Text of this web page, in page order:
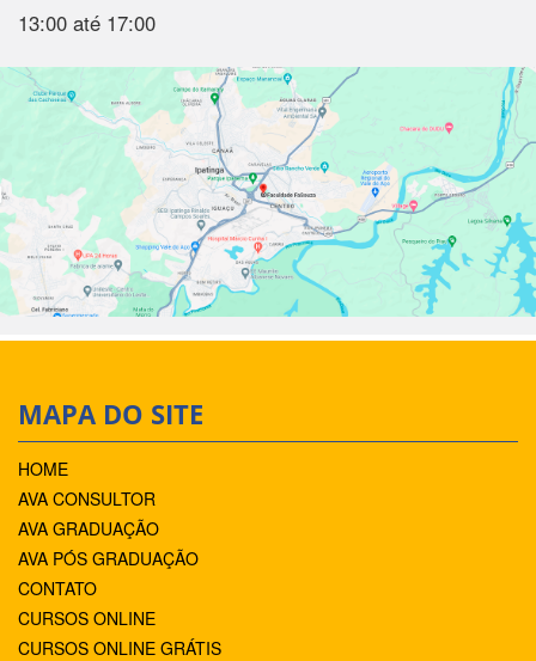
13:00 até 17:00
MAPA DO SITE
HOME
AVA CONSULTOR
AVA GRADUAÇÃO
AVA PÓS GRADUAÇÃO
CONTATO
CURSOS ONLINE
CURSOS ONLINE GRÁTIS